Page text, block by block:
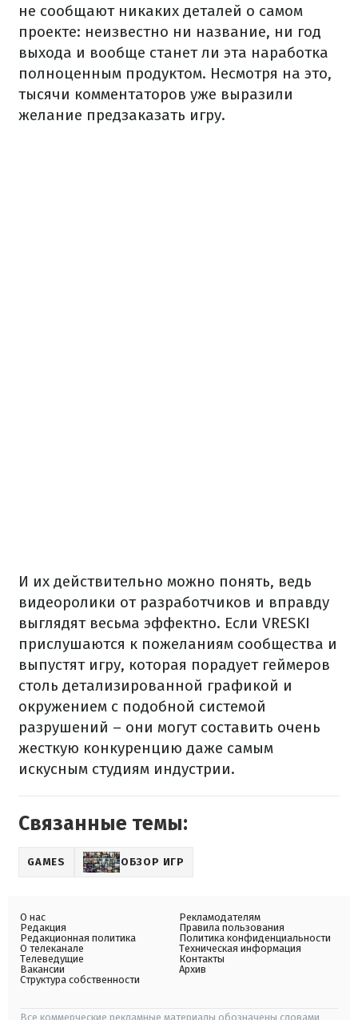
не сообщают никаких деталей о самом
проекте: неизвестно ни название, ни год
выхода и вообще станет ли эта наработка
полноценным продуктом. Несмотря на это,
тысячи комментаторов уже выразили
желание предзаказать игру.
И их действительно можно понять, ведь
видеоролики от разработчиков и вправду
выглядят весьма эффектно. Если VRESKI
прислушаются к пожеланиям сообщества и
выпустят игру, которая порадует геймеров
столь детализированной графикой и
окружением с подобной системой
разрушений – они могут составить очень
жесткую конкуренцию даже самым
искусным студиям индустрии.
Связанные темы:
GAMES ОБЗОР ИГР
О нас
Редакция
Редакционная политика
О телеканале
Телеведущие
Вакансии
Структура собственности
Рекламодателям
Правила пользования
Политика конфиденциальности
Техническая информация
Контакты
Архив
Все коммерческие рекламные материалы обозначены словами